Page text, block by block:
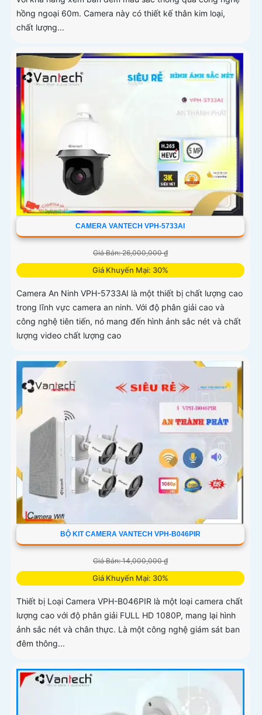
hồng ngoại 60m. Camera này có thiết kế thân kim loại,
chất lượng...
CAMERA VANTECH VPH-5733AI
Giá Bán: 26,000,000 ₫
Giá Khuyến Mại: 30%
Camera An Ninh VPH-5733AI là một thiết bị chất lượng cao
trong lĩnh vực camera an ninh. Với độ phân giải cao và
công nghệ tiên tiến, nó mang đến hình ảnh sắc nét và chất
lượng video chất lượng cao
BỘ KIT CAMERA VANTECH VPH-B046PIR
Giá Bán: 14,000,000 ₫
Giá Khuyến Mại: 30%
Thiết bị Loại Camera VPH-B046PIR là một loại camera chất
lượng cao với độ phân giải FULL HD 1080P, mang lại hình
ảnh sắc nét và chân thực. Là một công nghệ giám sát ban
đêm thông...